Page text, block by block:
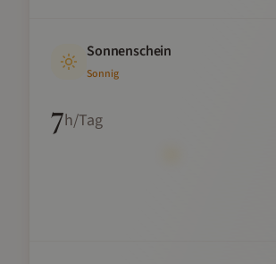
Sonnenschein
Sonnig
7h/Tag